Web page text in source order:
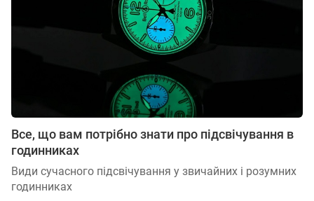
Все, що вам потрібно знати про підсвічування в
годинниках
Види сучасного підсвічування у звичайних і розумних
годинниках